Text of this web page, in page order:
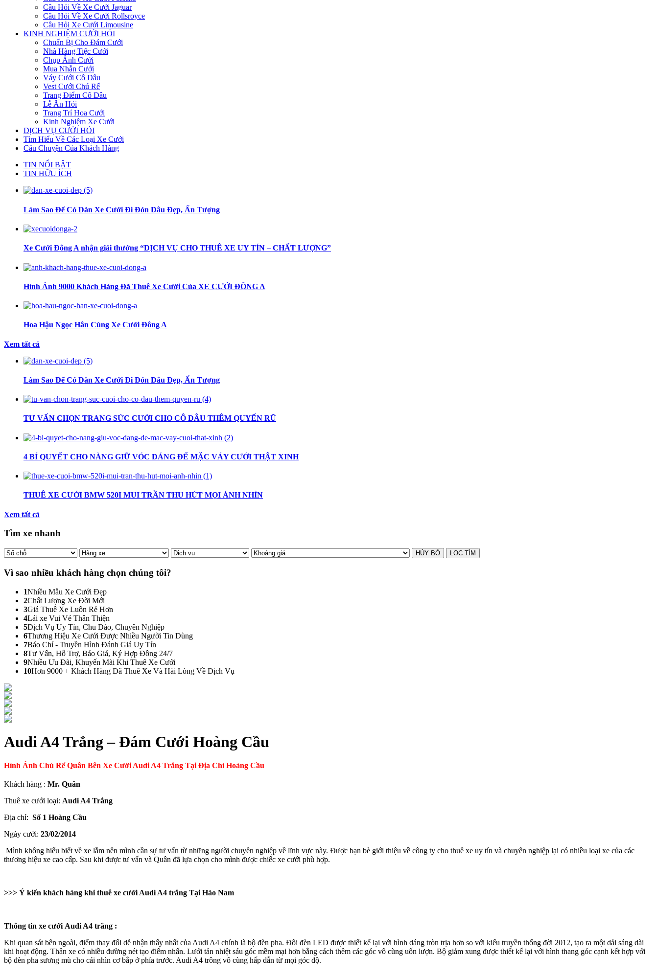
Câu Hỏi Về Xe Cưới Jaguar
Câu Hỏi Về Xe Cưới Rollsroyce
Câu Hỏi Xe Cưới Limousine
KINH NGHIỆM CƯỚI HỎI
Chuẩn Bị Cho Đám Cưới
Nhà Hàng Tiệc Cưới
Chụp Ảnh Cưới
Mua Nhẫn Cưới
Váy Cưới Cô Dâu
Vest Cưới Chú Rể
Trang Điểm Cô Dâu
Lễ Ăn Hỏi
Trang Trí Hoa Cưới
Kinh Nghiệm Xe Cưới
DỊCH VỤ CƯỚI HỎI
Tìm Hiểu Về Các Loại Xe Cưới
Câu Chuyện Của Khách Hàng
TIN NỔI BẬT
TIN HỮU ÍCH
Làm Sao Để Có Dàn Xe Cưới Đi Đón Dâu Đẹp, Ấn Tượng
Xe Cưới Đông A nhận giải thưởng “DỊCH VỤ CHO THUÊ XE UY TÍN – CHẤT LƯỢNG”
Hình Ảnh 9000 Khách Hàng Đã Thuê Xe Cưới Của XE CƯỚI ĐÔNG A
Hoa Hậu Ngọc Hân Cùng Xe Cưới Đông A
Xem tất cả
Làm Sao Để Có Dàn Xe Cưới Đi Đón Dâu Đẹp, Ấn Tượng
TƯ VẤN CHỌN TRANG SỨC CƯỚI CHO CÔ DÂU THÊM QUYẾN RŨ
4 BÍ QUYẾT CHO NÀNG GIỮ VÓC DÁNG ĐỂ MẶC VÁY CƯỚI THẬT XINH
THUÊ XE CƯỚI BMW 520I MUI TRẦN THU HÚT MỌI ÁNH NHÌN
Xem tất cả
Tìm xe nhanh
Vì sao nhiều khách hàng chọn chúng tôi?
1Nhiều Mẫu Xe Cưới Đẹp
2Chất Lượng Xe Đời Mới
3Giá Thuê Xe Luôn Rẻ Hơn
4Lái xe Vui Vẻ Thân Thiện
5Dịch Vụ Uy Tín, Chu Đáo, Chuyên Nghiệp
6Thương Hiệu Xe Cưới Được Nhiều Người Tin Dùng
7Báo Chí - Truyền Hình Đánh Giá Uy Tín
8Tư Vấn, Hỗ Trợ, Báo Giá, Ký Hợp Đồng 24/7
9Nhiều Ưu Đãi, Khuyến Mãi Khi Thuê Xe Cưới
10Hơn 9000 + Khách Hàng Đã Thuê Xe Và Hài Lòng Về Dịch Vụ
Audi A4 Trắng – Đám Cưới Hoàng Cầu
Hình Ảnh Chú Rể Quân Bên Xe Cưới Audi A4 Trắng Tại Địa Chỉ Hoàng Cầu
Khách hàng : Mr. Quân
Thuê xe cưới loại: Audi A4 Trắng
Địa chỉ: Số 1 Hoàng Cầu
Ngày cưới: 23/02/2014
Mình không hiểu biết về xe lắm nên mình cần sự tư vấn từ những người chuyên nghiệp về lĩnh vực này. Được bạn bè giới thiệu về công ty cho thuê xe uy tín và chuyên nghiệp lại có nhiều loại xe của các
thương hiệu xe cao cấp. Sau khi được tư vấn và Quân đã lựa chọn cho mình được chiếc xe cưới phù hợp.
>>> Ý kiến khách hàng khi thuê xe cưới Audi A4 trắng Tại Hào Nam
Thông tin xe cưới Audi A4 trắng :
Khi quan sát bên ngoài, điểm thay đổi dễ nhận thấy nhất của Audi A4 chính là bộ đèn pha. Đôi đèn LED được thiết kế lại với hình dáng tròn trịa hơn so với kiểu truyền thống đời 2012, tạo ra một dải sáng dài
khi hoạt động. Thân xe có nhiều đường nét tạo điểm nhấn. Lưới tản nhiệt sáu góc mềm mại hơn bằng cách thêm các góc vô cùng uốn lượn. Bộ giảm xung được thiết kế lại với hình thang góc cạnh kết hợp với
bộ đèn pha sương mù cho cái nhìn cơ bắp ở phía trước. Audi A4 trông vô cùng hấp dẫn từ mọi góc độ.